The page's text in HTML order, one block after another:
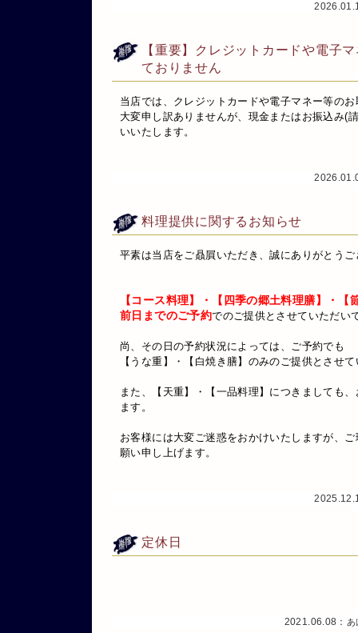
【重要】クレジットカードや電子
ておりません
当店では、クレジットカードや電子マネー等の
大変申し訳ありませんが、現金またはお振込み(
いいたします。
料理提供に関するお知らせ
平素は当店をご贔屓いただき、誠にありがとう
【コース料理】・【四季の郷土料理膳】・【
前日までのご予約でのご提供とさせていただい
尚、その日の予約状況によっては、ご予約でも
【うな重】・【白焼き膳】のみのご提供とさせ
また、【天重】・【一品料理】につきましても
ます。
お客様には大変ご迷惑をおかけいたしますが、
願い申し上げます。
定休日
2021.06.08： あ